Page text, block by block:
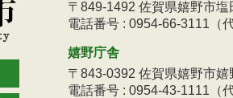
〒849-1492 佐賀県嬉野市
電話番号 : 0954-66-3111（
嬉野庁舎
〒843-0392 佐賀県嬉野市
電話番号 : 0954-43-1111（